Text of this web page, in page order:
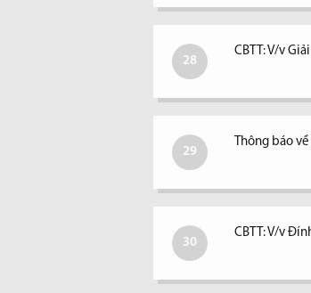
28
CBTT: V/v
29
Thông báo
30
CBTT: V/v